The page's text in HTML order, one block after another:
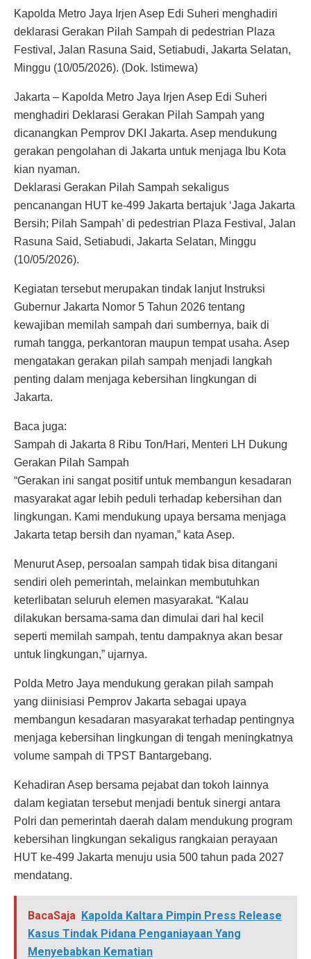
Kapolda Metro Jaya Irjen Asep Edi Suheri menghadiri
deklarasi Gerakan Pilah Sampah di pedestrian Plaza
Festival, Jalan Rasuna Said, Setiabudi, Jakarta Selatan,
Minggu (10/05/2026). (Dok. Istimewa)
Jakarta – Kapolda Metro Jaya Irjen Asep Edi Suheri
menghadiri Deklarasi Gerakan Pilah Sampah yang
dicanangkan Pemprov DKI Jakarta. Asep mendukung
gerakan pengolahan di Jakarta untuk menjaga Ibu Kota
kian nyaman.
Deklarasi Gerakan Pilah Sampah sekaligus
pencanangan HUT ke-499 Jakarta bertajuk ‘Jaga Jakarta
Bersih; Pilah Sampah’ di pedestrian Plaza Festival, Jalan
Rasuna Said, Setiabudi, Jakarta Selatan, Minggu
(10/05/2026).
Kegiatan tersebut merupakan tindak lanjut Instruksi
Gubernur Jakarta Nomor 5 Tahun 2026 tentang
kewajiban memilah sampah dari sumbernya, baik di
rumah tangga, perkantoran maupun tempat usaha. Asep
mengatakan gerakan pilah sampah menjadi langkah
penting dalam menjaga kebersihan lingkungan di
Jakarta.
Baca juga:
Sampah di Jakarta 8 Ribu Ton/Hari, Menteri LH Dukung
Gerakan Pilah Sampah
“Gerakan ini sangat positif untuk membangun kesadaran
masyarakat agar lebih peduli terhadap kebersihan dan
lingkungan. Kami mendukung upaya bersama menjaga
Jakarta tetap bersih dan nyaman,” kata Asep.
Menurut Asep, persoalan sampah tidak bisa ditangani
sendiri oleh pemerintah, melainkan membutuhkan
keterlibatan seluruh elemen masyarakat. “Kalau
dilakukan bersama-sama dan dimulai dari hal kecil
seperti memilah sampah, tentu dampaknya akan besar
untuk lingkungan,” ujarnya.
Polda Metro Jaya mendukung gerakan pilah sampah
yang diinisiasi Pemprov Jakarta sebagai upaya
membangun kesadaran masyarakat terhadap pentingnya
menjaga kebersihan lingkungan di tengah meningkatnya
volume sampah di TPST Bantargebang.
Kehadiran Asep bersama pejabat dan tokoh lainnya
dalam kegiatan tersebut menjadi bentuk sinergi antara
Polri dan pemerintah daerah dalam mendukung program
kebersihan lingkungan sekaligus rangkaian perayaan
HUT ke-499 Jakarta menuju usia 500 tahun pada 2027
mendatang.
BacaSaja Kapolda Kaltara Pimpin Press Release
Kasus Tindak Pidana Penganiayaan Yang
Menyebabkan Kematian